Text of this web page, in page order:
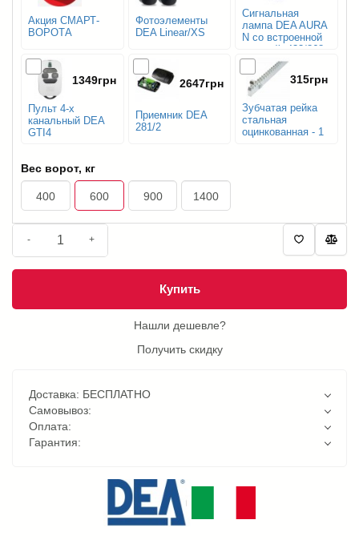
Акция СМАРТ-
ВОРОТА
Фотоэлементы
DEA Linear/XS
Сигнальная
лампа DEA AURA
N со встроенной
антеной, 433/868
MHz
Пульт 4-х
канальный DEA
GTI4
1349грн
Приемник DEA
281/2
2647грн
Зубчатая рейка
стальная
оцинкованная - 1
315грн
Вес ворот, кг
400 600 900 1400
- +
Купить
Нашли дешевле?
Получить скидку
Доставка: БЕСПЛАТНО
Самовывоз:
Оплата:
Гарантия: